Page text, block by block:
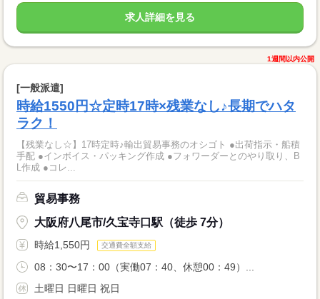
求人詳細を見る
1週間以内公開
[一般派遣]
時給1550円☆定時17時×残業なし♪長期でハタ
ラク！
【残業なし☆】17時定時♪輸出貿易事務のオシゴト ●出荷指示・船積
手配 ●インボイス・パッキング作成 ●フォワーダーとのやり取り、B
L作成 ●コレ...
貿易事務
大阪府八尾市/久宝寺口駅（徒歩 7分）
時給1,550円 交通費全額支給
08：30〜17：00（実働07：40、休憩00：49）...
土曜日 日曜日 祝日